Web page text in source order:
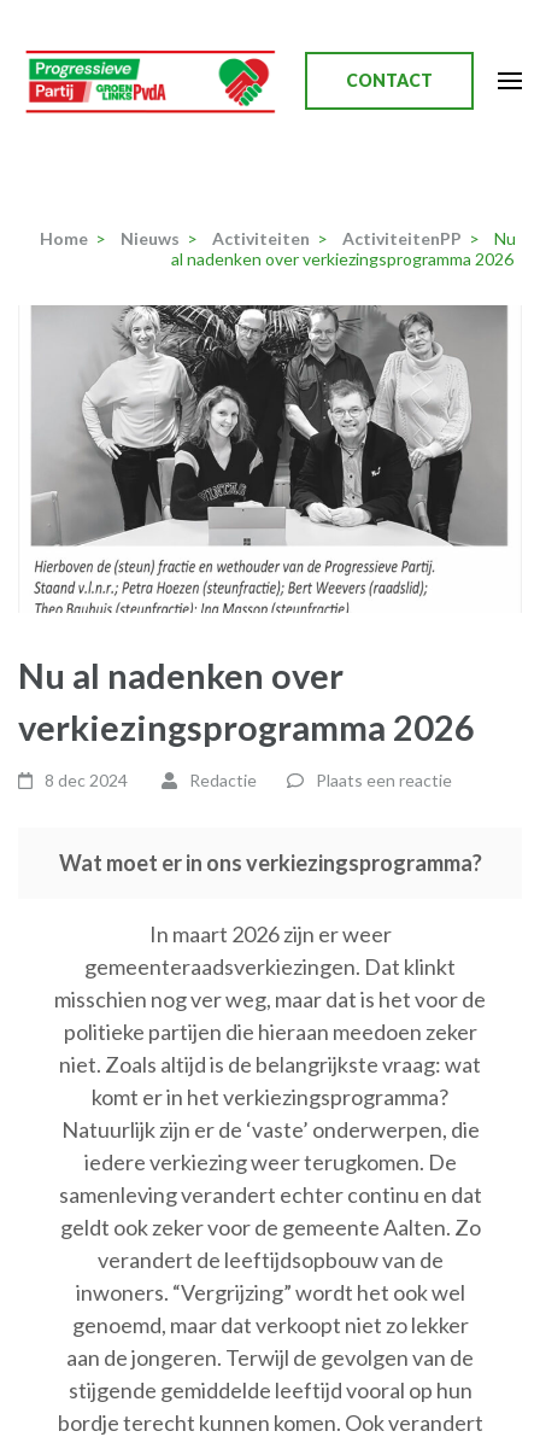
naar
inhoud
(Druk
CONTACT
Home > Nieuws > Activiteiten > ActiviteitenPP >
Nu
al nadenken over verkiezingsprogramma 2026
Nu al nadenken over
verkiezingsprogramma 2026
8 dec 2024 Redactie Plaats een reactie
Wat moet er in ons verkiezingsprogramma?
In maart 2026 zijn er weer
gemeenteraadsverkiezingen. Dat klinkt
misschien nog ver weg, maar dat is het voor de
politieke partijen die hieraan meedoen zeker
niet. Zoals altijd is de belangrijkste vraag: wat
komt er in het verkiezingsprogramma?
Natuurlijk zijn er de ‘vaste’ onderwerpen, die
iedere verkiezing weer terugkomen. De
samenleving verandert echter continu en dat
geldt ook zeker voor de gemeente Aalten. Zo
verandert de leeftijdsopbouw van de
inwoners. “Vergrijzing” wordt het ook wel
genoemd, maar dat verkoopt niet zo lekker
aan de jongeren. Terwijl de gevolgen van de
stijgende gemiddelde leeftijd vooral op hun
bordje terecht kunnen komen. Ook verandert